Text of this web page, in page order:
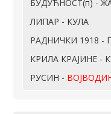
БУДУЋНОСТ(п) -
ЛИПАР - КУЛА
РАДНИЧКИ 1918 -
КРИЛА КРАЈИНЕ -
РУСИН -